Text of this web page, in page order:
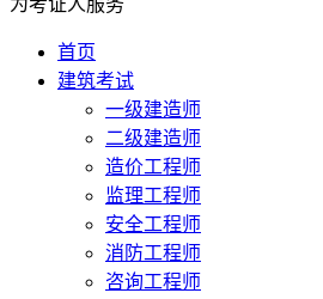
为考证人服务
首页
建筑考试
一级建造师
二级建造师
造价工程师
监理工程师
安全工程师
消防工程师
咨询工程师